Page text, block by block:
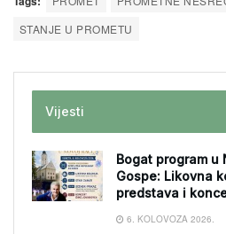
STANJE U PROMETU
Vijesti
Bogat program u
Gospe: Likovna
predstava i
6. KOLOVOZA 2026.